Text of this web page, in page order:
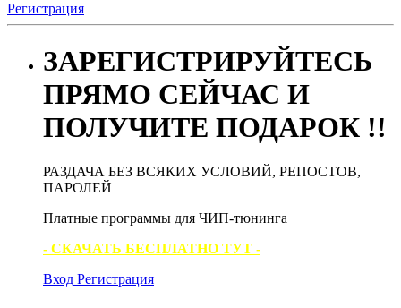
Регистрация
ЗАРЕГИСТРИРУЙТЕСЬ
ПРЯМО СЕЙЧАС И
ПОЛУЧИТЕ ПОДАРОК !!
РАЗДАЧА БЕЗ ВСЯКИХ УСЛОВИЙ, РЕПОСТОВ,
ПАРОЛЕЙ
Платные программы для ЧИП-тюнинга
- СКАЧАТЬ БЕСПЛАТНО ТУТ -
Вход Регистрация